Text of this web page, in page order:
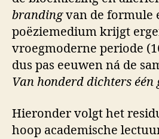
brandingvan de formule
poëziemedium krijgt
vroegmoderne periode
dus pas eeuwen ná de
Van honderd dichters één
Hieronder volgt het
hoop academische